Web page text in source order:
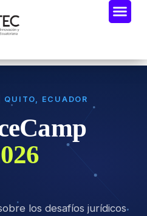
QUITO, ECUADOR
los desafíos jurídicos